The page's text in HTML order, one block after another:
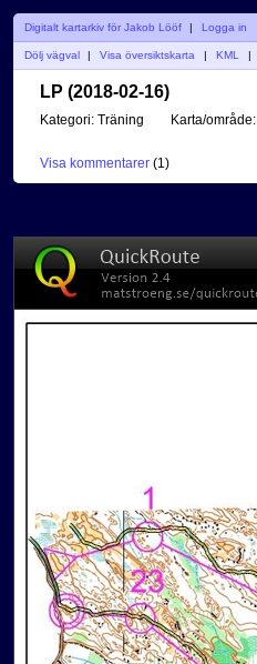
Digitalt kartarkiv för Jakob Lööf | Logga in
Dölj vägval Visa översiktskarta KML
LP (2018-02-16)
Kategori: Träning Karta/område:
Visa kommentarer (1)